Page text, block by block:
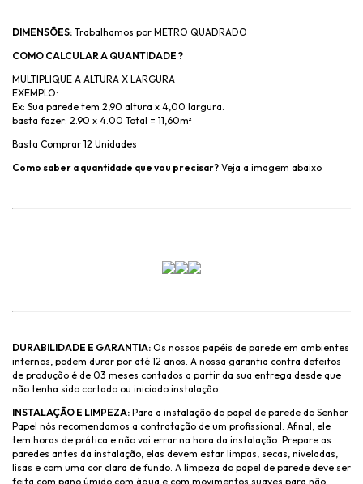
DIMENSÕES: Trabalhamos por METRO QUADRADO
COMO CALCULAR A QUANTIDADE ?
MULTIPLIQUE A ALTURA X LARGURA
EXEMPLO:
Ex: Sua parede tem 2,90 altura x 4,00 largura.
basta fazer: 2.90 x 4.00 Total = 11,60m²
Basta Comprar 12 Unidades
Como saber a quantidade que vou precisar? Veja a imagem abaixo
DURABILIDADE E GARANTIA: Os nossos papéis de parede em ambientes
internos, podem durar por até 12 anos. A nossa garantia contra defeitos
de produção é de 03 meses contados a partir da sua entrega desde que
não tenha sido cortado ou iniciado instalação.
INSTALAÇÃO E LIMPEZA: Para a instalação do papel de parede do Senhor
Papel nós recomendamos a contratação de um profissional. Afinal, ele
tem horas de prática e não vai errar na hora da instalação. Prepare as
paredes antes da instalação, elas devem estar limpas, secas, niveladas,
lisas e com uma cor clara de fundo. A limpeza do papel de parede deve ser
feita com pano úmido com água e com movimentos suaves para não